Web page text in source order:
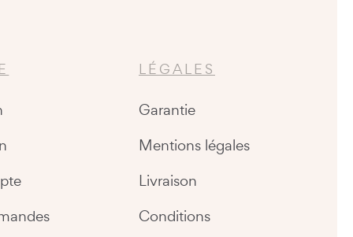
LÉGALES
Garantie
Mentions légales
Livraison
Conditions